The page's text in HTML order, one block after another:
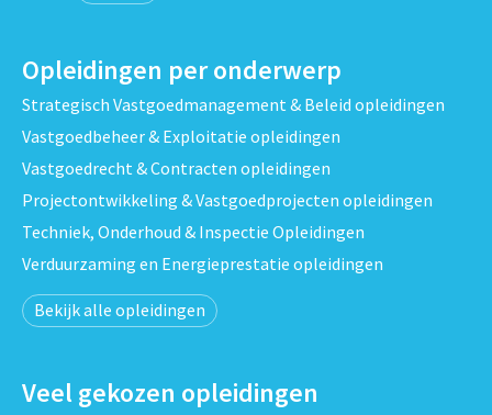
Opleidingen per onderwerp
Strategisch Vastgoedmanagement & Beleid opleidingen
Vastgoedbeheer & Exploitatie opleidingen
Vastgoedrecht & Contracten opleidingen
Projectontwikkeling & Vastgoedprojecten opleidingen
Techniek, Onderhoud & Inspectie Opleidingen
Verduurzaming en Energieprestatie opleidingen
Bekijk alle opleidingen
Veel gekozen opleidingen